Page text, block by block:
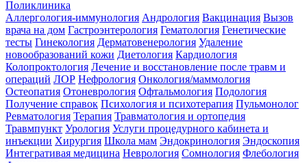
Поликлиника
Аллергология-иммунология Андрология Вакцинация Вызов
врача на дом Гастроэнтерология Гематология Генетические
тесты Гинекология Дерматовенерология Удаление
новообразований кожи Диетология Кардиология
Колопроктология Лечение и восстановление после травм и
операций ЛОР Нефрология Онкология/маммология
Остеопатия Отоневрология Офтальмология Подология
Получение справок Психология и психотерапия Пульмонолог
Ревматология Терапия Травматология и ортопедия
Травмпункт Урология Услуги процедурного кабинета и
инъекции Хирургия Школа мам Эндокринология Эндоскопия
Интегративая медицина Неврология Сомнология Флебология